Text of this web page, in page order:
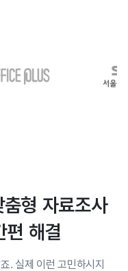
형 자료조사
편 해결
. 실제 이런 고민하시지